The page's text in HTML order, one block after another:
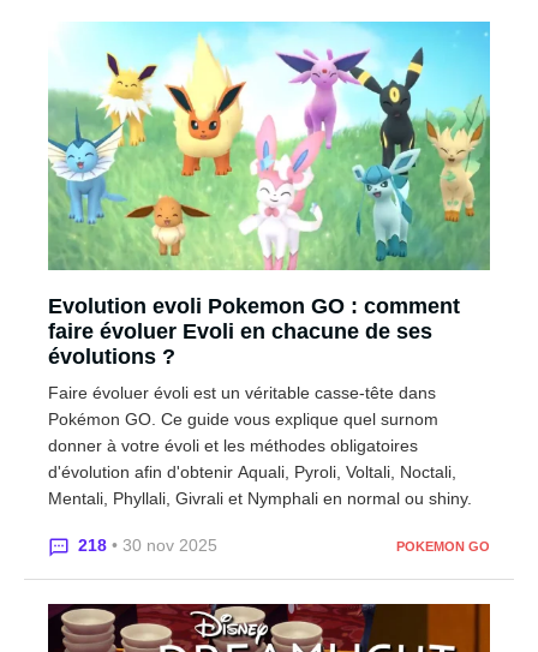
Evolution evoli Pokemon GO : comment
faire évoluer Evoli en chacune de ses
évolutions ?
Faire évoluer évoli est un véritable casse-tête dans
Pokémon GO. Ce guide vous explique quel surnom
donner à votre évoli et les méthodes obligatoires
d'évolution afin d'obtenir Aquali, Pyroli, Voltali, Noctali,
Mentali, Phyllali, Givrali et Nymphali en normal ou shiny.
218 • 30 nov 2025 POKEMON GO